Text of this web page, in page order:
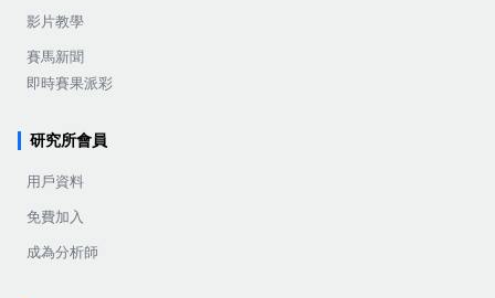
影片教學
賽馬新聞
即時賽果派彩
研究所會員
用戶資料
免費加入
成為分析師